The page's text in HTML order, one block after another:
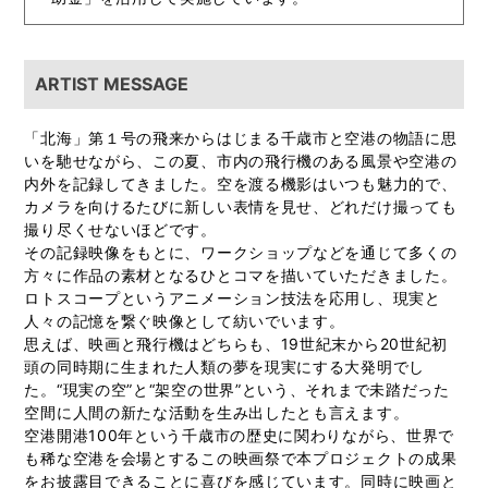
ARTIST MESSAGE
「北海」第１号の飛来からはじまる千歳市と空港の物語に思
いを馳せながら、この夏、市内の飛行機のある風景や空港の
内外を記録してきました。空を渡る機影はいつも魅力的で、
カメラを向けるたびに新しい表情を見せ、どれだけ撮っても
撮り尽くせないほどです。
その記録映像をもとに、ワークショップなどを通じて多くの
方々に作品の素材となるひとコマを描いていただきました。
ロトスコープというアニメーション技法を応用し、現実と
人々の記憶を繋ぐ映像として紡いでいます。
思えば、映画と飛行機はどちらも、19世紀末から20世紀初
頭の同時期に生まれた人類の夢を現実にする大発明でし
た。“現実の空”と“架空の世界”という、それまで未踏だった
空間に人間の新たな活動を生み出したとも言えます。
空港開港100年という千歳市の歴史に関わりながら、世界で
も稀な空港を会場とするこの映画祭で本プロジェクトの成果
をお披露目できることに喜びを感じています。同時に映画と